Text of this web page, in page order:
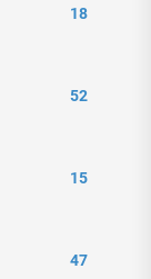
18
52
15
47